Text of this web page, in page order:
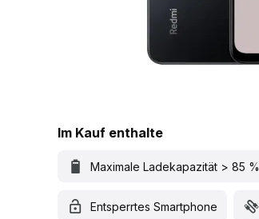
Im Kauf enthalte
Maximale Ladekapazität > 85 %
Entsperrtes Smartphone